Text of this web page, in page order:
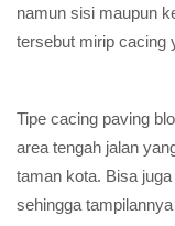
namun sisi maupun
tersebut mirip cacing
Tipe cacing paving
area tengah jalan
taman kota. Bisa
sehingga